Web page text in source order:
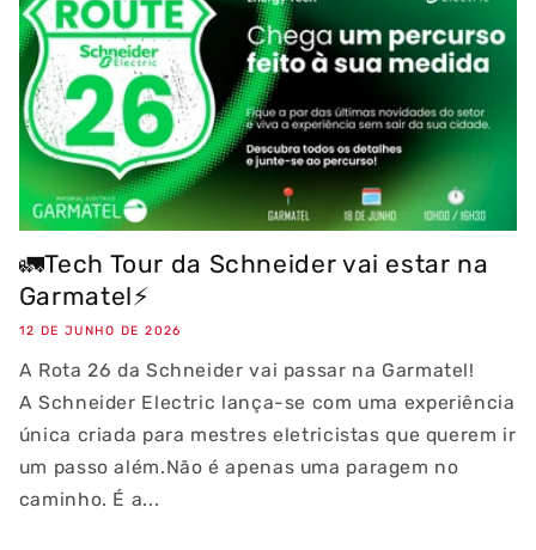
🚛Tech Tour da Schneider vai estar na
Garmatel⚡
12 DE JUNHO DE 2026
A Rota 26 da Schneider vai passar na Garmatel!
A Schneider Electric lança-se com uma experiência
única criada para mestres eletricistas que querem ir
um passo além.Não é apenas uma paragem no
caminho. É a...